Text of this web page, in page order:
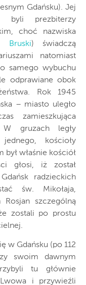
Gdańsku). Jej
byli prezbiterzy
choć nazwiska
Bruski) świadczą
natomiast
samego wybuchu
odprawiane obok
Rok 1945
– miasto uległo
zamieszkująca
gruzach legły
kościoły
był właśnie kościół
głosi, iż został
radzieckich
św. Mikołaja,
Rosjan szczególną
zostali po prostu
w Gdańsku (po 112
swoim dawnym
tu głównie
i przywieźli